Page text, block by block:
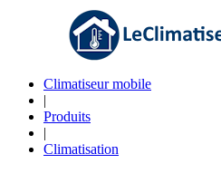
Climatiseur mobile
|
Produits
|
Climatisation